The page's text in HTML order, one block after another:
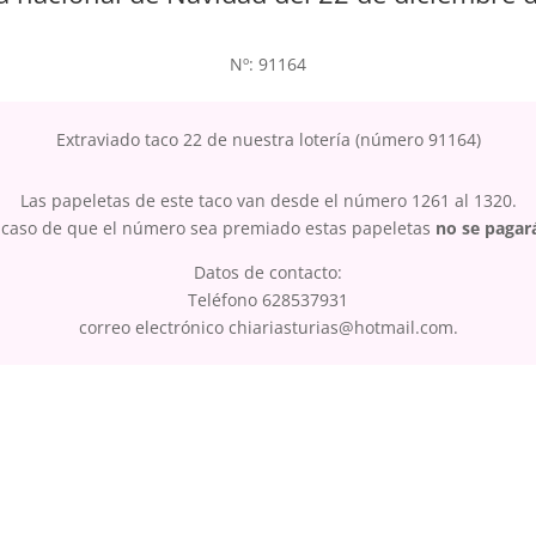
Nº: 91164
Extraviado taco 22 de nuestra lotería (número 91164)
Las papeletas de este taco van desde el número 1261 al 1320.
de que el número sea premiado estas papeletas no se
Datos de contacto:
Teléfono 628537931
correo electrónico chiariasturias@hotmail.com.